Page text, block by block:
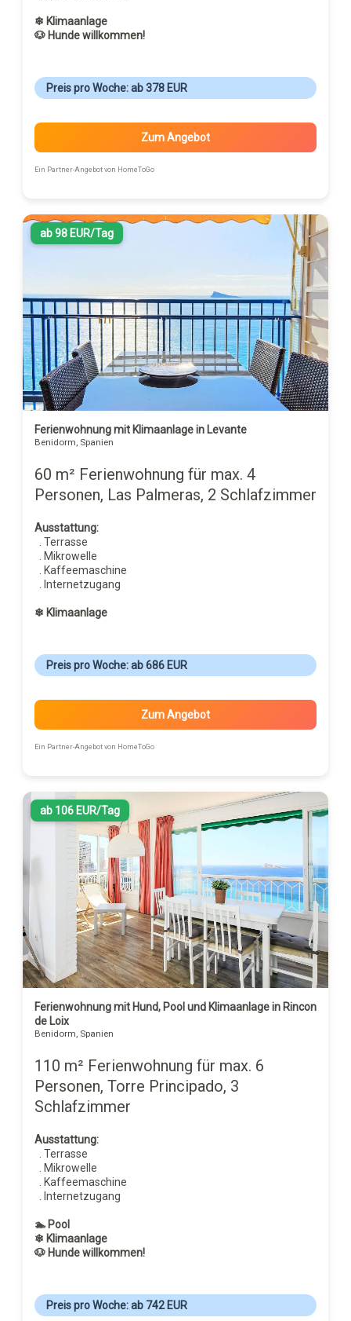
❄ Klimaanlage
🐶 Hunde willkommen!
Preis pro Woche: ab 378 EUR
Zum Angebot
Ein Partner-Angebot von HomeToGo
ab 98 EUR/Tag
Ferienwohnung mit Klimaanlage in Levante
Benidorm, Spanien
60 m² Ferienwohnung für max. 4
Personen, Las Palmeras, 2 Schlafzimmer
Ausstattung:
. Terrasse
. Mikrowelle
. Kaffeemaschine
. Internetzugang
❄ Klimaanlage
Preis pro Woche: ab 686 EUR
Zum Angebot
Ein Partner-Angebot von HomeToGo
ab 106 EUR/Tag
Ferienwohnung mit Hund, Pool und Klimaanlage in Rincon
de Loix
Benidorm, Spanien
110 m² Ferienwohnung für max. 6
Personen, Torre Principado, 3
Schlafzimmer
Ausstattung:
. Terrasse
. Mikrowelle
. Kaffeemaschine
. Internetzugang
🏊 Pool
❄ Klimaanlage
🐶 Hunde willkommen!
Preis pro Woche: ab 742 EUR